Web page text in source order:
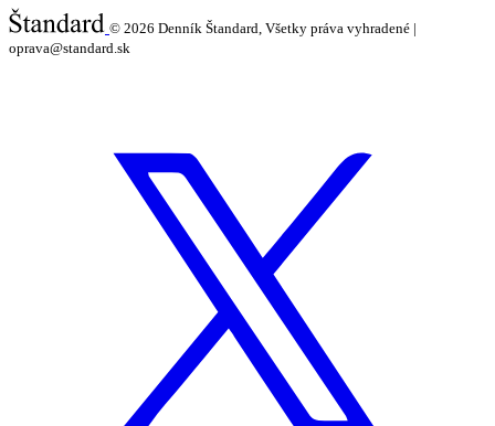
© 2026 Denník Štandard, Všetky práva vyhradené |
oprava@standard.sk